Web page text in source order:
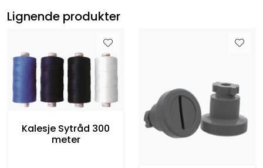
Lignende produkter
Kalesje Sytråd 300
meter